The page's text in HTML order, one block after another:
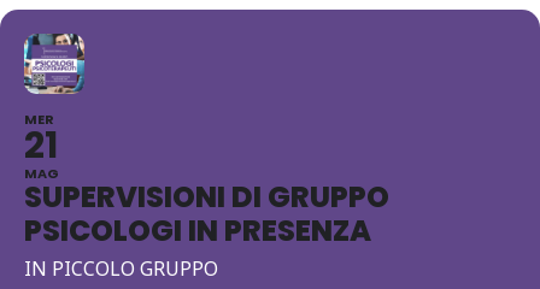
MER
21
MAG
SUPERVISIONI DI GRUPPO
PSICOLOGI IN PRESENZA
IN PICCOLO GRUPPO